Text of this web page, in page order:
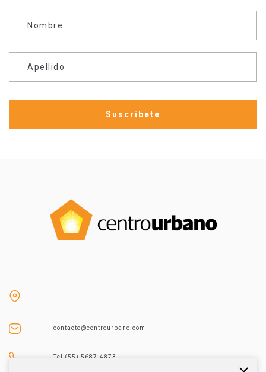
Nombre
Apellido
contacto@centrourbano.com
Tel (55) 5687-4873